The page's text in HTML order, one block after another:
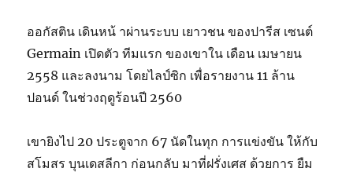
ออกัสติน เดินหน้ าผ่านระบบ เยาวชน ของปารีส เซนต์
Germain เปิดตัว ทีมแรก ของเขาใน เดือน เมษายน
2558 และลงนาม โดยไลป์ซิก เพื่อรายงาน 11 ล้าน
ปอนด์ ในช่วงฤดูร้อนปี 2560
เขายิงไป 20 ประตูจาก 67 นัดในทุก การแข่งขัน ให้กับ
สโมสร บุนเดสลีกา ก่อนกลับ มาที่ฝรั่งเศส ด้วยการ ยืม